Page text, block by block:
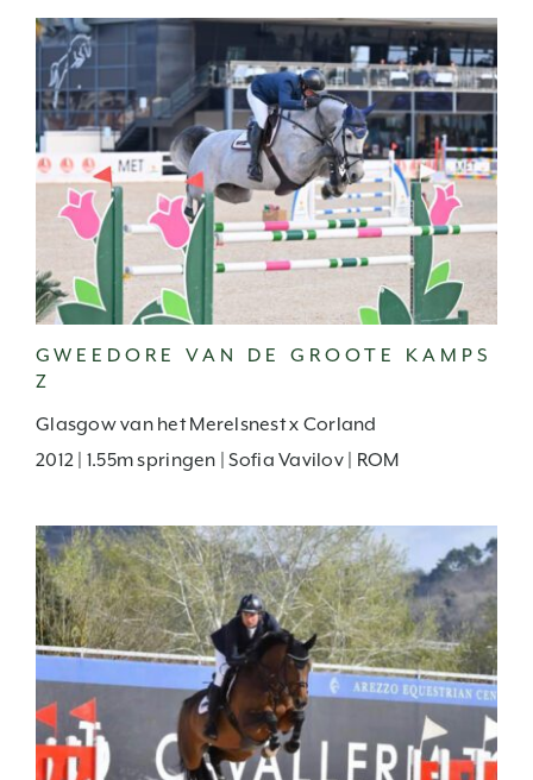
GWEEDORE VAN DE GROOTE KAMPS
Z
Glasgow van het Merelsnest x Corland
2012 | 1.55m springen | Sofia Vavilov | ROM